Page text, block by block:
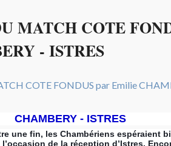
MATCH COTE
- ISTRES
CHAMBERY - ISTRES
une fin, les Chambériens espéraient
de la réception d’Istres.